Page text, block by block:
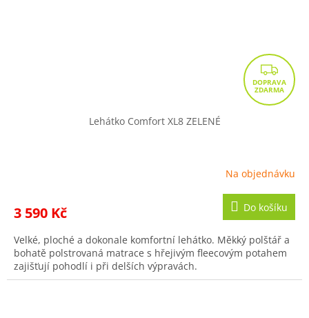
Z
D
A
Lehátko Comfort XL8 ZELENÉ
Na objednávku
3 590 Kč Do košíku
Velké, ploché a dokonale komfortní lehátko. Měkký polštář a
bohatě polstrovaná matrace s hřejivým fleecovým potahem
zajišťují pohodlí i při delších výpravách.